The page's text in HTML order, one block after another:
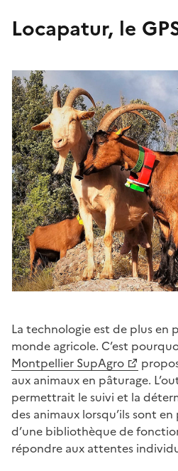
Locapatur, le
La technologie est de plus en
monde agricole. C’est
Montpellier SupAgro
aux animaux en pâturage.
permettrait le suivi et la
des animaux lorsqu’ils sont
d’une bibliothèque de
répondre aux attentes